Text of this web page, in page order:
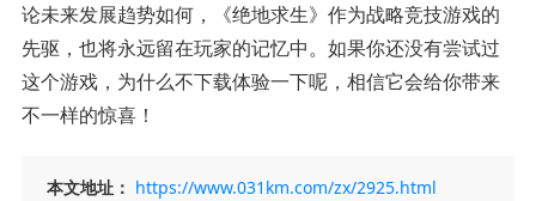
论未来发展趋势如何，《绝地求生》作为战略竞技游戏的
先驱，也将永远留在玩家的记忆中。如果你还没有尝试过
这个游戏，为什么不下载体验一下呢，相信它会给你带来
不一样的惊喜！
本文地址： https://www.031km.com/zx/2925.html